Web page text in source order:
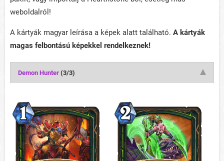
weboldalról!
A kártyák magyar leírása a képek alatt található. A kártyák
magas felbontású képekkel rendelkeznek!
Demon Hunter (3/3)